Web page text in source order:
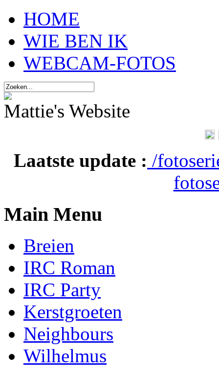
HOME
WIE BEN IK
WEBCAM-FOTOS
Mattie's Website
Laatste update : /
Main Menu
Breien
IRC Roman
IRC Party
Kerstgroeten
Neighbours
Wilhelmus